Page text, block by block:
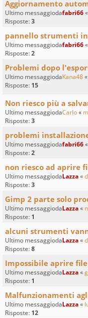
Aggiornamento
Ultimo messaggiodafabri66«
Risposte:3
pannello strumenti
Ultimo messaggiodafabri66«
Risposte:2
Problemi dopo
Ultimo messaggiodaKana48«
Risposte: 15
Non riesco più a
Ultimo messaggiodaCarlo«
Risposte:3
problemi
Ultimo messaggiodafabri66«
Risposte:2
non riesco ad aprire
Ultimo messaggiodaLazza«
Risposte:3
Gimp 2 parte solo
Ultimo messaggiodaLazza«
Risposte: 1
alcuni strumenti
Ultimo messaggiodaLazza«
Risposte:8
Impossibile aprire
Ultimo messaggiodaLazza«
Risposte: 1
Malfunzionamenti
Ultimo messaggiodaLazza«
Risposte: 12